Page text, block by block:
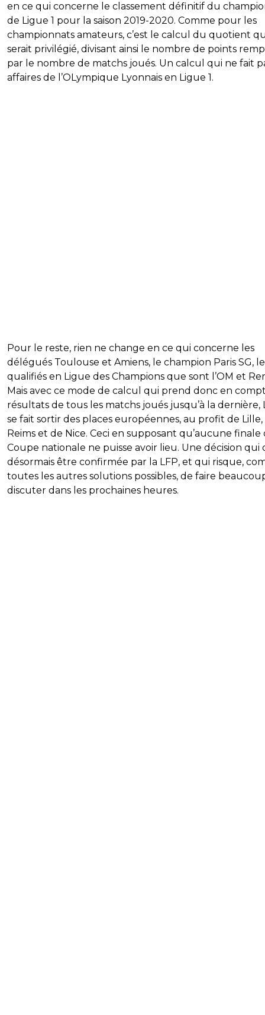
en ce qui concerne le classement définitif du
de Ligue 1 pour la saison 2019-2020. Comme pour les
championnats amateurs, c’est le calcul du quotient
serait privilégié, divisant ainsi le nombre de points
par le nombre de matchs joués. Un calcul qui ne fait
affaires de l’OLympique Lyonnais en Ligue 1.
Pour le reste, rien ne change en ce qui concerne les
délégués Toulouse et Amiens, le champion Paris SG,
qualifiés en Ligue des Champions que sont l’OM et
Mais avec ce mode de calcul qui prend donc en
résultats de tous les matchs joués jusqu’à la dernière,
se fait sortir des places européennes, au profit de Lille,
Reims et de Nice. Ceci en supposant qu’aucune finale
Coupe nationale ne puisse avoir lieu. Une décision qui
désormais être confirmée par la LFP, et qui risque,
toutes les autres solutions possibles, de faire
discuter dans les prochaines heures.